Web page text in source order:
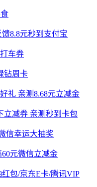
8.8元秒到支付宝
车券
钻周卡
礼 亲测8.68元立减金
立减券 亲测秒到卡包
信幸运大抽奖
元微信立减金
包/京东E卡/腾讯VIP